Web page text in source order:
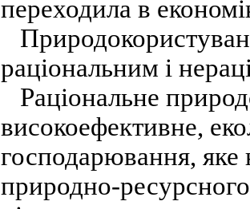
переходила в
раціональним і
Раціональне
високоефективне,
господарювання, яке
природно-